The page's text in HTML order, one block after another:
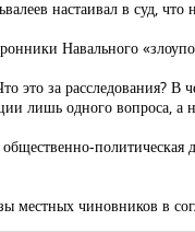
настаивал в суд, что
Навального
это за расследования?
лишь одного вопроса, а
местных чиновников в